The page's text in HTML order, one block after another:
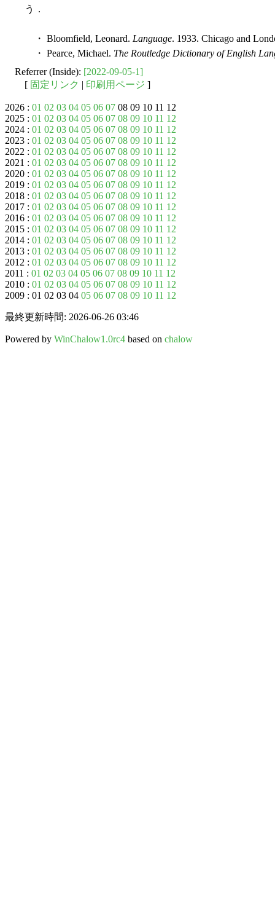
う．
・ Bloomfield, Leonard. Language. 1933. Chicago and
・ Pearce, Michael. The Routledge Dictionary of English
Referrer (Inside): [2022-09-05-1]
[ 固定リンク | 印刷用ページ ]
2026 : 01 02 03 04 05 06 07 08 09 10 11 12
2025 : 01 02 03 04 05 06 07 08 09 10 11 12
2024 : 01 02 03 04 05 06 07 08 09 10 11 12
2023 : 01 02 03 04 05 06 07 08 09 10 11 12
2022 : 01 02 03 04 05 06 07 08 09 10 11 12
2021 : 01 02 03 04 05 06 07 08 09 10 11 12
2020 : 01 02 03 04 05 06 07 08 09 10 11 12
2019 : 01 02 03 04 05 06 07 08 09 10 11 12
2018 : 01 02 03 04 05 06 07 08 09 10 11 12
2017 : 01 02 03 04 05 06 07 08 09 10 11 12
2016 : 01 02 03 04 05 06 07 08 09 10 11 12
2015 : 01 02 03 04 05 06 07 08 09 10 11 12
2014 : 01 02 03 04 05 06 07 08 09 10 11 12
2013 : 01 02 03 04 05 06 07 08 09 10 11 12
2012 : 01 02 03 04 05 06 07 08 09 10 11 12
2011 : 01 02 03 04 05 06 07 08 09 10 11 12
2010 : 01 02 03 04 05 06 07 08 09 10 11 12
2009 : 01 02 03 04 05 06 07 08 09 10 11 12
最終更新時間: 2026-06-26 03:46
Powered by WinChalow1.0rc4 based on chalow